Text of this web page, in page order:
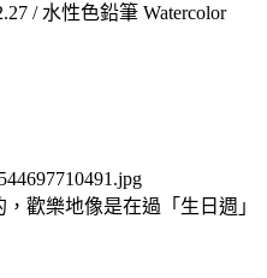
/ 水性色鉛筆 Watercolor
歡樂地像是在過「生日週」